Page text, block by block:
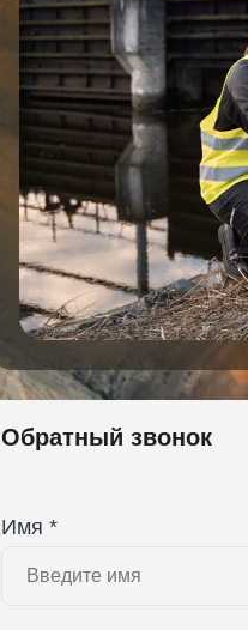
Обратный звонок
Имя *